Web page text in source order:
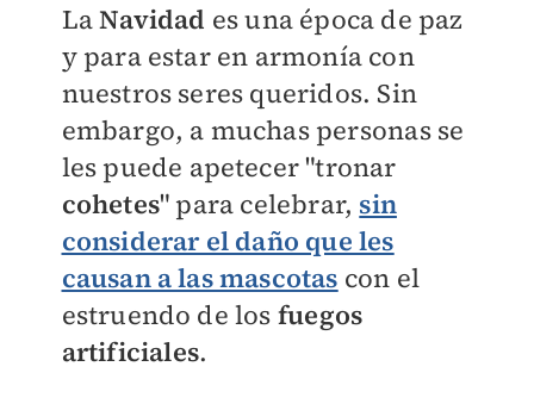
LaNavidad es una época de paz
y para estar en armonía con
nuestros seres queridos. Sin
embargo, a muchas personas se
les puede apetecer "tronar
cohetes" para celebrar, sin
considerar el daño que les
causan a las mascotas con el
estruendo de los fuegos
artificiales.